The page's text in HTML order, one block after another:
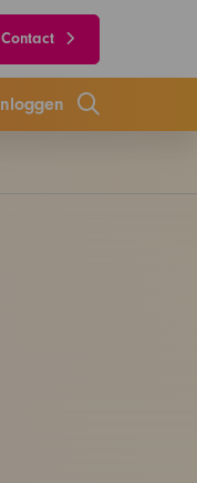
Contact
Inloggen
Zoeken